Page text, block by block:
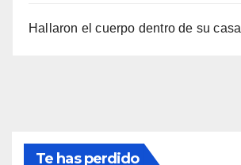
Hallaron el cuerpo dentro de su casa
Te has perdido